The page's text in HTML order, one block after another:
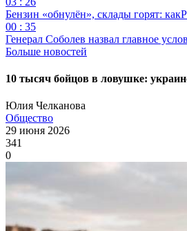
Бензин «обнулён», склады горят:
00 : 35
Генерал Соболев назвал главное
Больше новостей
10 тысяч бойцов в ловушке:
Юлия Челканова
Общество
29 июня 2026
341
0